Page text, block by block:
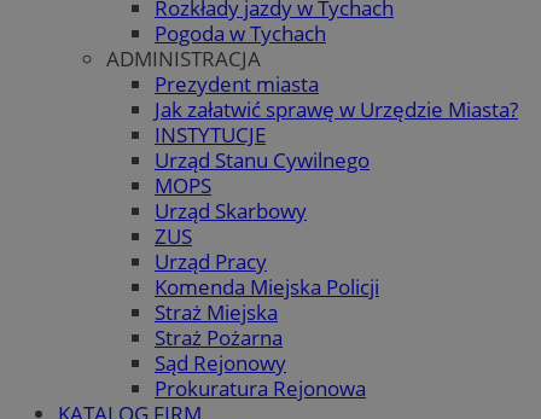
Rozkłady jazdy w Tychach
Pogoda w Tychach
ADMINISTRACJA
Prezydent miasta
Jak załatwić sprawę w Urzędzie Miasta?
INSTYTUCJE
Urząd Stanu Cywilnego
MOPS
Urząd Skarbowy
ZUS
Urząd Pracy
Komenda Miejska Policji
Straż Miejska
Straż Pożarna
Sąd Rejonowy
Prokuratura Rejonowa